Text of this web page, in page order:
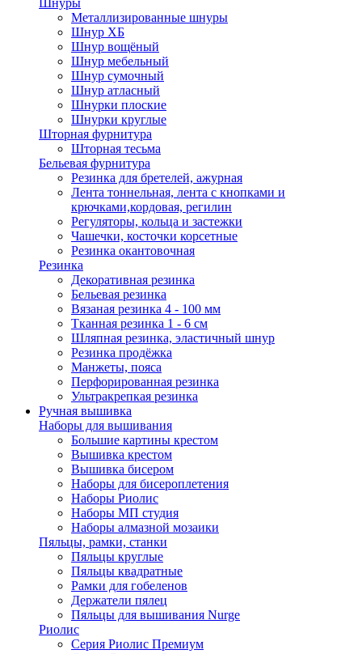
Шнуры
Металлизированные шнуры
Шнур ХБ
Шнур вощёный
Шнур мебельный
Шнур сумочный
Шнур атласный
Шнурки плоские
Шнурки круглые
Шторная фурнитура
Шторная тесьма
Бельевая фурнитура
Резинка для бретелей, ажурная
Лента тоннельная, лента с кнопками и
крючками,кордовая, регилин
Регуляторы, кольца и застежки
Чашечки, косточки корсетные
Резинка окантовочная
Резинка
Декоративная резинка
Бельевая резинка
Вязаная резинка 4 - 100 мм
Тканная резинка 1 - 6 см
Шляпная резинка, эластичный шнур
Резинка продёжка
Манжеты, пояса
Перфорированная резинка
Ультракрепкая резинка
Ручная вышивка
Наборы для вышивания
Большие картины крестом
Вышивка крестом
Вышивка бисером
Наборы для бисероплетения
Наборы Риолис
Наборы МП студия
Наборы алмазной мозаики
Пяльцы, рамки, станки
Пяльцы круглые
Пяльцы квадратные
Рамки для гобеленов
Держатели пялец
Пяльцы для вышивания Nurge
Риолис
Серия Риолис Премиум